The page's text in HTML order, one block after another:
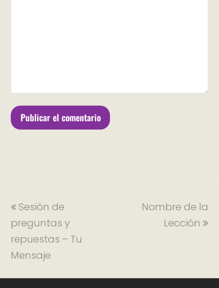
Sesión de
preguntas y
repuestas – Tu
Mensaje
Nombre de la
Lección